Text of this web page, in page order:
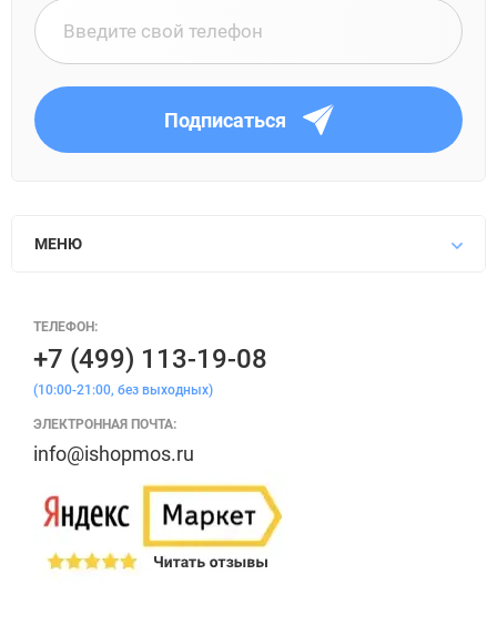
Подписаться
МЕНЮ
ТЕЛЕФОН:
+7 (499) 113-19-08
(10:00-21:00, без выходных)
ЭЛЕКТРОННАЯ ПОЧТА:
info@ishopmos.ru